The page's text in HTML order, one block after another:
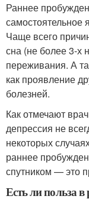
Раннее
самостоятельное
Чаще всего
сна (не более 3-х
переживания. А
как проявление
болезней.
Как отмечают
депрессия не
некоторых
раннее
спутником — это
Есть ли польза